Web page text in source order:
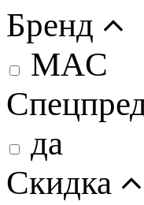
Бренд
MAC
да
Скидка